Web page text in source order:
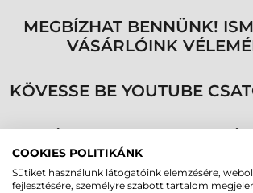
MEGBÍZHAT BENNÜNK!
VÁSÁRLÓINK
KÖVESSE BE YOUTUBE
HONEYWELL TÖLTŐ, 4-
COOKIES POLITIKÁNK
Sütiket használunk látogatóink elemzésére,
fejlesztésére, személyre szabott tartalom